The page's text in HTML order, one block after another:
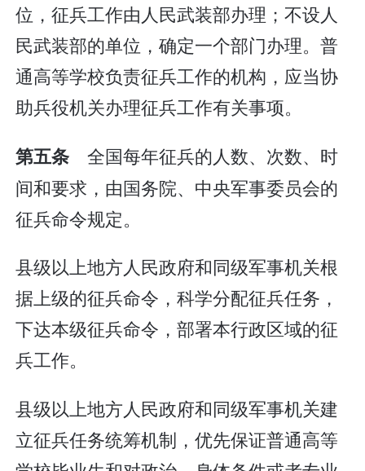
位，征兵工作由人民武装部办理；不设人
民武装部的单位，确定一个部门办理。普
通高等学校负责征兵工作的机构，应当协
助兵役机关办理征兵工作有关事项。
第五条 全国每年征兵的人数、次数、时
间和要求，由国务院、中央军事委员会的
征兵命令规定。
县级以上地方人民政府和同级军事机关根
据上级的征兵命令，科学分配征兵任务，
下达本级征兵命令，部署本行政区域的征
兵工作。
县级以上地方人民政府和同级军事机关建
立征兵任务统筹机制，优先保证普通高等